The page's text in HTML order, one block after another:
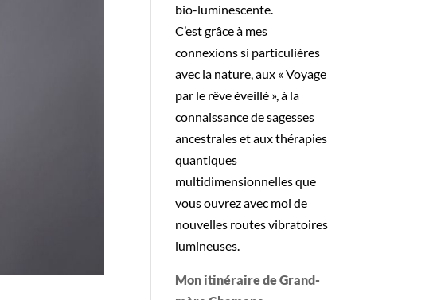
bio-luminescente.
C’est grâce à mes
connexions si particulières
avec la nature, aux « Voyage
par le rêve éveillé », à la
connaissance de sagesses
ancestrales et aux thérapies
quantiques
multidimensionnelles que
vous ouvrez avec moi de
nouvelles routes vibratoires
lumineuses.
Mon itinéraire de Grand-